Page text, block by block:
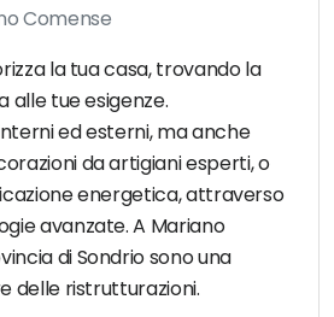
Comense
la tua casa, trovando la
alle tue esigenze.
ed esterni, ma anche
da artigiani esperti, o
energetica, attraverso
avanzate. A Mariano
di Sondrio sono una
delle ristrutturazioni.